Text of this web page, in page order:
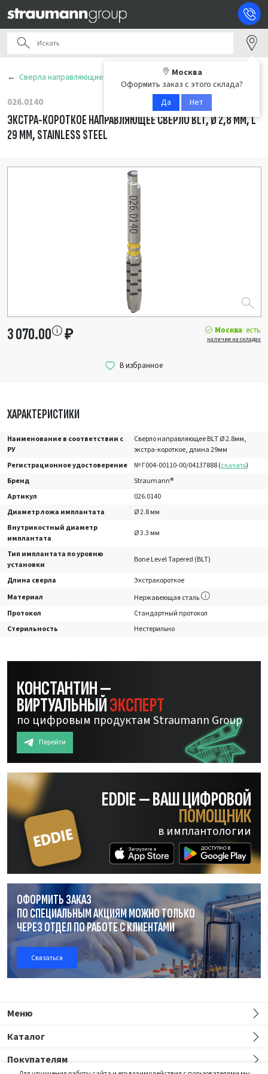
Москва
Оформить заказ с этого склада?
Да
Нет
Сверла направляющие
026.0140
ЭКСТРА-КОРОТКОЕ НАПРАВЛЯЮЩЕЕ СВЕРЛО BLT, Ø 2,8 ММ, L
29 ММ, STAINLESS STEEL
ХАРАКТЕРИСТИКИ
Наименование в соответствии с
РУ
Сверло направляющее BLT Ø 2.8мм,
экстра-короткое, длина 29мм
Регистрационное удостоверение
№ Г004-00110-00/04137888 (скачать)
Бренд
Straumann®
Артикул
026.0140
Диаметр ложа имплантата
Ø 2.8 мм
Внутрикостный диаметр
имплантата
Ø 3.3 мм
Тип имплантата по уровню
установки
Bone Level Tapered (BLT)
Длина сверла
Экстракороткое
Материал
Нержавеющая сталь
Протокол
Стандартный протокол
Стерильность
Нестерильно
3 070.00 ₽ Москва: есть
наличие на складах
КОНСТАНТИН —
ВИРТУАЛЬНЫЙЭКСПЕРТ
по цифровым продуктам Straumann Group
Перейти
EDDIE — ВАШ ЦИФРОВОЙ
ПОМОЩНИК
в имплантологии
ОФОРМИТЬ ЗАКАЗ
ПО СПЕЦИАЛЬНЫМ АКЦИЯМ МОЖНО ТОЛЬКО
ЧЕРЕЗ ОТДЕЛПО РАБОТЕС КЛИЕНТАМИ
Связаться
Меню
Каталог
Покупателям